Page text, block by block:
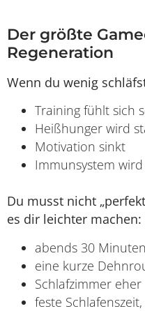
Der größte
Regeneration
Wenn du wenig
Training fühlt sich
Heißhunger wird
Motivation sinkt
Immunsystem
Du musst nicht
es dir leichter machen:
abends 30
eine kurze
Schlafzimmer
feste